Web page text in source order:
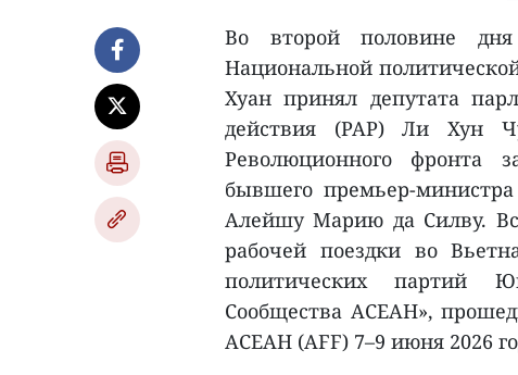
Во второй половине
Национальной
Хуан принял депутата
действия (PAP) Ли Хун
Революционного фронта
бывшего премьер-
Алейшу Марию да Силву.
рабочей поездки во
политических партий
Сообщества АСЕАН»,
АСЕАН (AFF) 7–9 июня 2026